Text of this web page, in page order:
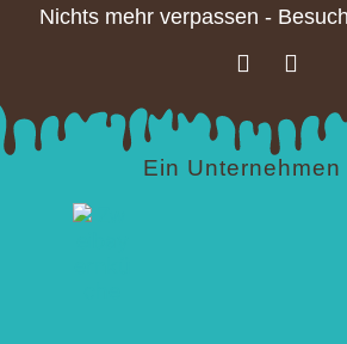
Nichts mehr verpassen -
Ein Unternehmen